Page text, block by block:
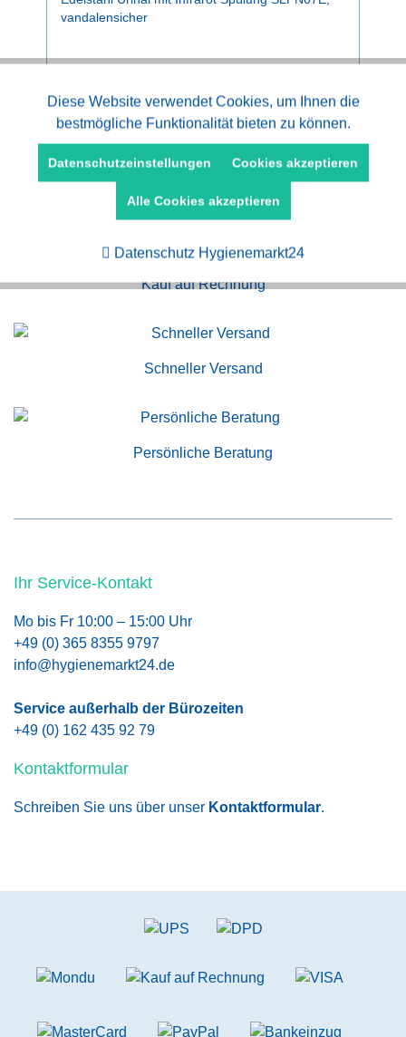
vandalensicher
Kauf auf Rechnung
Schneller Versand
Persönliche Beratung
Ihr Service-Kontakt
Mo bis Fr 10:00 – 15:00 Uhr
+49 (0) 365 8355 9797
info@hygienemarkt24.de
Service außerhalb der Bürozeiten
+49 (0) 162 435 92 79
Kontaktformular
Schreiben Sie uns über unser Kontaktformular.
Funktionale Aktiv
Marketing Aktiv
Aktiv
Diese Website verwendet Cookies, um Ihnen die
bestmögliche Funktionalität bieten zu können.
Datenschutzeinstellungen Cookies akzeptieren
Alle Cookies akzeptieren
Datenschutz Hygienemarkt24